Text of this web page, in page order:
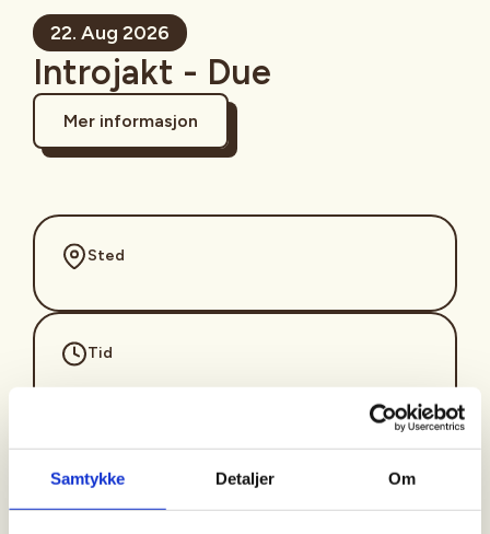
Samtykke Detaljer Om
22. Aug 2026
Introjakt - Due
Mer informasjon
Sted
Tid
Arrangør